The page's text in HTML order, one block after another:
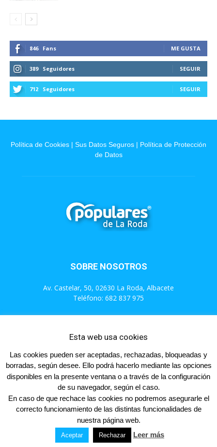
846 Fans ME GUSTA
389 Seguidores SEGUIR
712 Seguidores SEGUIR
Política de Cookies | Sus Datos Seguros | Política de Protección
de Datos
SOBRE NOSOTROS
Av. Castelar, 50, 02630 La Roda, Albacete
Teléfono: 682 837 975
SÍGUENOS
Actualidad Videos Contacta
© Partido Popular 2023
Esta web usa cookies
Las cookies pueden ser aceptadas, rechazadas, bloqueadas y
borradas, según desee. Ello podrá hacerlo mediante las opciones
disponibles en la presente ventana o a través de la configuración
de su navegador, según el caso.
En caso de que rechace las cookies no podremos asegurarle el
correcto funcionamiento de las distintas funcionalidades de
nuestra página web.
Aceptar Rechazar Leer más